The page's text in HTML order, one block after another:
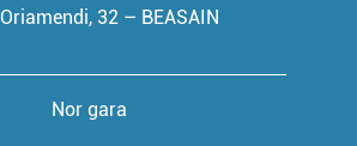
Oriamendi, 32 – BEASAIN
Nor gara